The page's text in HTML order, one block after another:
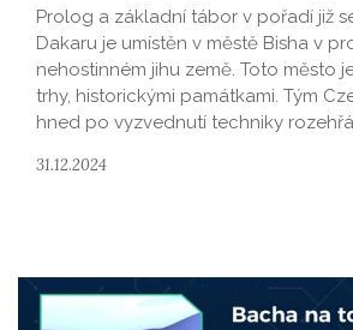
Prolog a základní tábor v pořadí již
Dakaru je umístěn v městě Bisha v
nehostinném jihu země. Toto město
trhy, historickými památkami. Tým
hned po vyzvednutí techniky
31.12.2024